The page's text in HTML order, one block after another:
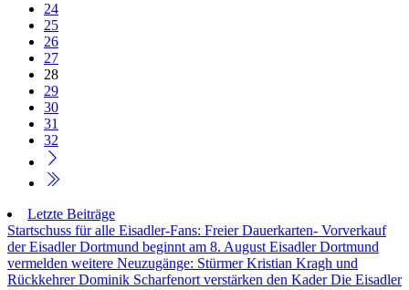
24
25
26
27
28
29
30
31
32
Letzte Beiträge
Startschuss für alle Eisadler-Fans: Freier Dauerkarten- Vorverkauf
der Eisadler Dortmund beginnt am 8. August Eisadler Dortmund
vermelden weitere Neuzugänge: Stürmer Kristian Kragh und
Rückkehrer Dominik Scharfenort verstärken den KaderDie Eisadler